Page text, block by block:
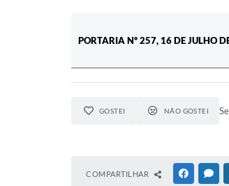
PORTARIA Nº 257, 16 DE JULHO
GOSTEI NÃO GOSTEI
COMPARTILHAR